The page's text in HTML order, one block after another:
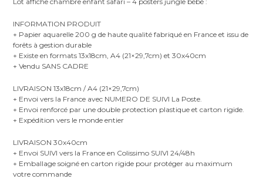
INFORMATION PRODUIT
+ Papier aquarelle 200 g de haute qualité fabriqué en France et issu de
forêts à gestion durable
+ Existe en formats 13x18cm, A4 (21×29,7cm) et 30x40cm
+ Vendu SANS CADRE
LIVRAISON 13x18cm / A4 (21×29,7cm)
+ Envoi vers la France avec NUMERO DE SUIVI La Poste.
+ Envoi renforcé par une double protection plastique et carton rigide.
+ Expédition vers le monde entier
LIVRAISON 30x40cm
+ Envoi SUIVI vers la France en Colissimo SUIVI 24/48h
+ Emballage soigné en carton rigide pour protéger au maximum
votre commande